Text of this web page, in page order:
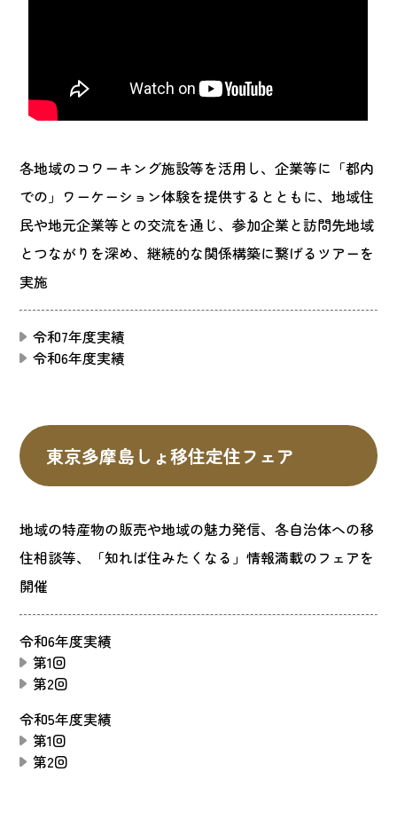
各地域のコワーキング施設等を活用し、企業等に「都内
での」ワーケーション体験を提供するとともに、地域住
民や地元企業等との交流を通じ、参加企業と訪問先地域
とつながりを深め、継続的な関係構築に繋げるツアーを
実施
令和7年度実績
令和6年度実績
東京多摩島しょ移住定住フェア
地域の特産物の販売や地域の魅力発信、各自治体への移
住相談等、「知れば住みたくなる」情報満載のフェアを
開催
令和6年度実績
第1回
第2回
令和5年度実績
第1回
第2回